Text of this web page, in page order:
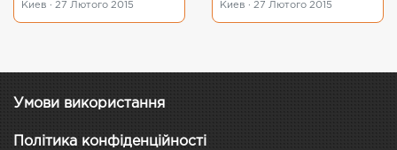
Киев · 27 Лютого 2015 Киев · 27 Лютого 2015
Умови використання
Політика конфіденційності